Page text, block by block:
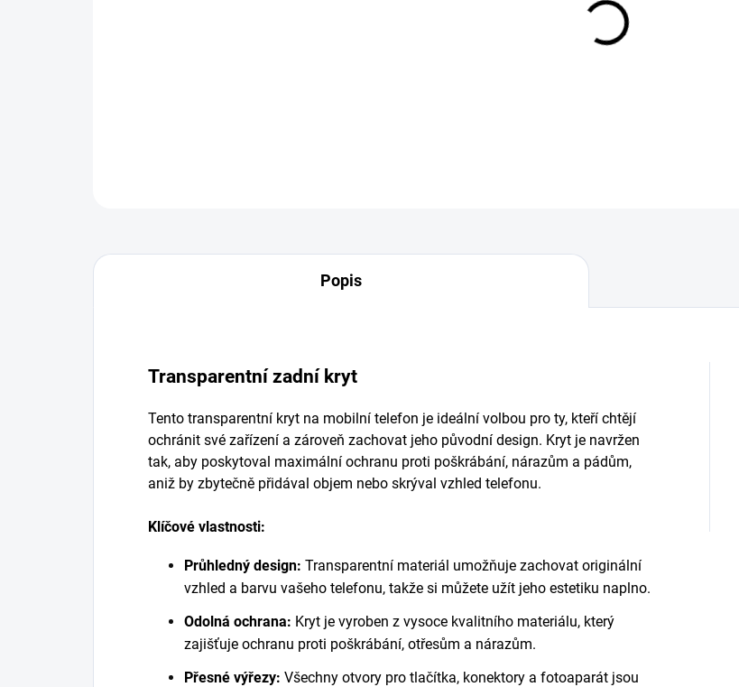
MOŽNOSTI DORUČENÍ
Popis
Transparentní zadní kryt
Tento transparentní kryt na mobilní telefon je ideální volbou pro ty, kteří chtějí
ochránit své zařízení a zároveň zachovat jeho původní design. Kryt je navržen
tak, aby poskytoval maximální ochranu proti poškrábání, nárazům a pádům,
aniž by zbytečně přidával objem nebo skrýval vzhled telefonu.
Klíčové vlastnosti:
Průhledný design: Transparentní materiál umožňuje zachovat originální
vzhled a barvu vašeho telefonu, takže si můžete užít jeho estetiku naplno.
Odolná ochrana: Kryt je vyroben z vysoce kvalitního materiálu, který
zajišťuje ochranu proti poškrábání, otřesům a nárazům.
Přesné výřezy: Všechny otvory pro tlačítka, konektory a fotoaparát jsou